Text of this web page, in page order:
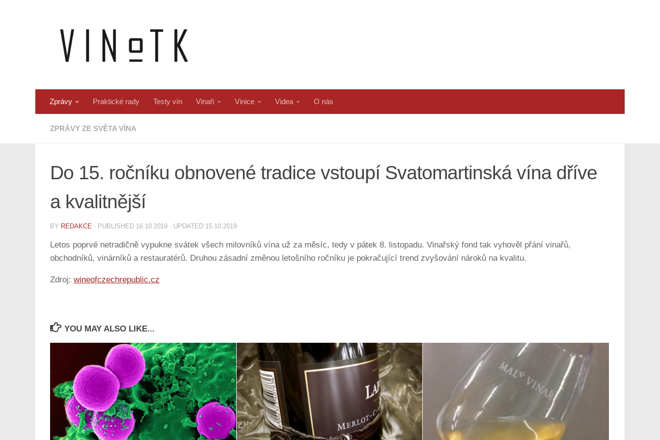
Zprávy Praktické rady Testy vín Vinaři Vinice Videa O nás
ZPRÁVY ZE SVĚTA VÍNA
Do 15. ročníku obnovené tradice vstoupí Svatomartinská vína dříve
a kvalitnější
BY REDAKCE · PUBLISHED 16.10.2019 · UPDATED 15.10.2019
Letos poprvé netradičně vypukne svátek všech milovníků vína už za měsíc, tedy v pátek 8. listopadu. Vinařský fond tak vyhověl přání vinařů,
obchodníků, vinárníků a restauratérů. Druhou zásadní změnou letošního ročníku je pokračující trend zvyšování nároků na kvalitu.
Zdroj: wineofczechrepublic.cz
YOU MAY ALSO LIKE...